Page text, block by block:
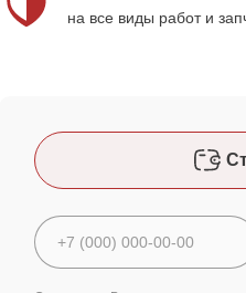
на все виды работ и